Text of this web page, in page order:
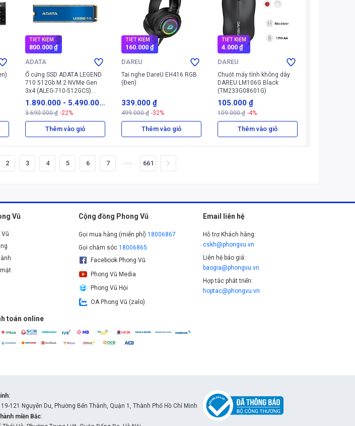
TIẾT KIỆM
800.000 ₫
ADATA
Ổ cứng SSD ADATA LEGEND
710 512Gb M.2 NVMe Gen
3x4 (ALEG-710-512GCS)
(Xanh)
1.890.000- 5.490.00
0 ₫
3.690.000 ₫ -22%
Thêm vào giỏ
TIẾT KIỆM
160.000 ₫
DAREU
Tai nghe DareU EH416 RGB
(Đen)
339.000 ₫
499.000 ₫ -32%
Thêm vào giỏ
TIẾT KIỆM
4.000 ₫
DAREU
Chuột máy tính không dây
DAREU LM106G Black
(TM233G08601G)
105.000 ₫
109.000 ₫ -4%
Thêm vào giỏ
2 3 4 5 6 7 661
Vũ
Vũ
Cộng đồng Phong Vũ
Gọi mua hàng (miễn phí)18006867
Gọi chăm sóc18006865
Facebook Phong Vũ
Phong Vũ Media
Phong Vũ Hội
OA Phong Vũ (zalo)
Email liên hệ
Hỗ trợ Khách hàng:
cskh@phongvu.vn
Liên hệ báo giá:
baogia@phongvu.vn
Hợp tác phát triển:
hoptac@phongvu.vn
toán online
:
121 Nguyễn Du, Phường Bến Thành, Quận 1, Thành Phố Hồ Chí Minh
miền Bắc: